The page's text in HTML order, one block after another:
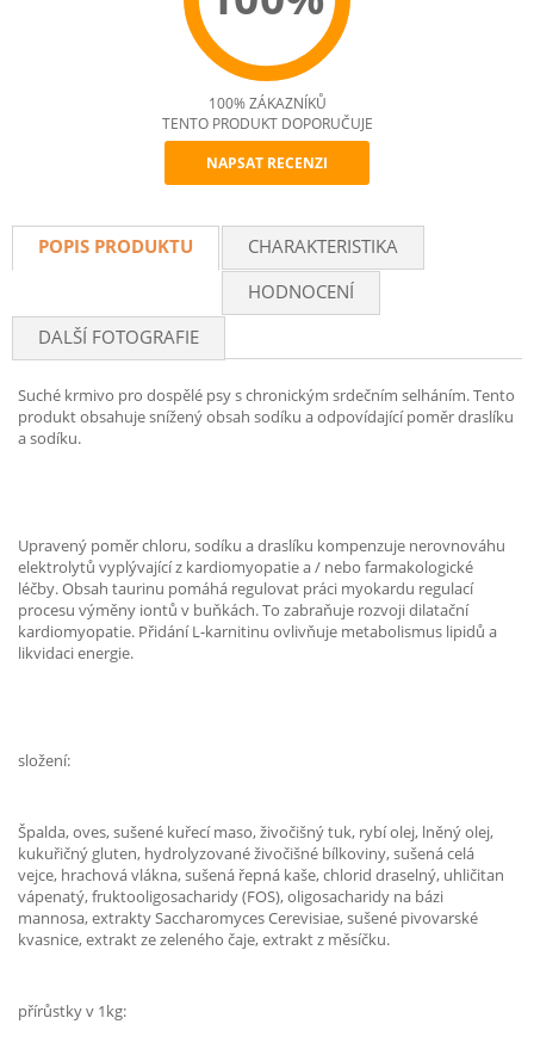
Recommend
100% ZÁKAZNÍKŮ
TENTO PRODUKT DOPORUČUJE
NAPSAT RECENZI
POPIS PRODUKTU
CHARAKTERISTIKA
HODNOCENÍ
DALŠÍ FOTOGRAFIE
Suché krmivo pro dospělé psy s chronickým srdečním selháním. Tento
produkt obsahuje snížený obsah sodíku a odpovídající poměr draslíku
a sodíku.
Upravený poměr chloru, sodíku a draslíku kompenzuje nerovnováhu
elektrolytů vyplývající z kardiomyopatie a / nebo farmakologické
léčby. Obsah taurinu pomáhá regulovat práci myokardu regulací
procesu výměny iontů v buňkách. To zabraňuje rozvoji dilatační
kardiomyopatie. Přidání L-karnitinu ovlivňuje metabolismus lipidů a
likvidaci energie.
složení:
Špalda, oves, sušené kuřecí maso, živočišný tuk, rybí olej, lněný olej,
kukuřičný gluten, hydrolyzované živočišné bílkoviny, sušená celá
vejce, hrachová vlákna, sušená řepná kaše, chlorid draselný, uhličitan
vápenatý, fruktooligosacharidy (FOS), oligosacharidy na bázi
mannosa, extrakty Saccharomyces Cerevisiae, sušené pivovarské
kvasnice, extrakt ze zeleného čaje, extrakt z měsíčku.
přírůstky v 1kg: